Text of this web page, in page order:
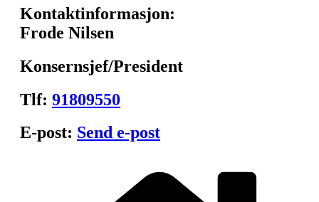
Kontaktinformasjon:
Frode Nilsen
Konsernsjef/President
Tlf: 91809550
E-post: Send e-post